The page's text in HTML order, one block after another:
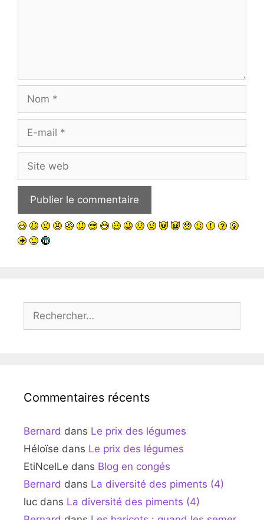
mail
web
Commentaires récents
Bernard dans Le prix des légumes
Héloïse dans Le prix des légumes
EtiNcelLe dans Blog en congés
Bernard dans La diversité des piments (4)
luc dans La diversité des piments (4)